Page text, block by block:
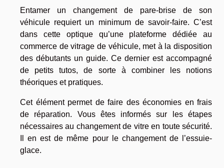
Entamer un changement de pare-brise de son
véhicule requiert un minimum de savoir-faire. C’est
dans cette optique qu’une plateforme dédiée au
commerce de vitrage de véhicule, met à la disposition
des débutants un guide. Ce dernier est accompagné
de petits tutos, de sorte à combiner les notions
théoriques et pratiques.
Cet élément permet de faire des économies en frais
de réparation. Vous êtes informés sur les étapes
nécessaires au changement de vitre en toute sécurité.
Il en est de même pour le changement de l’essuie-
glace.